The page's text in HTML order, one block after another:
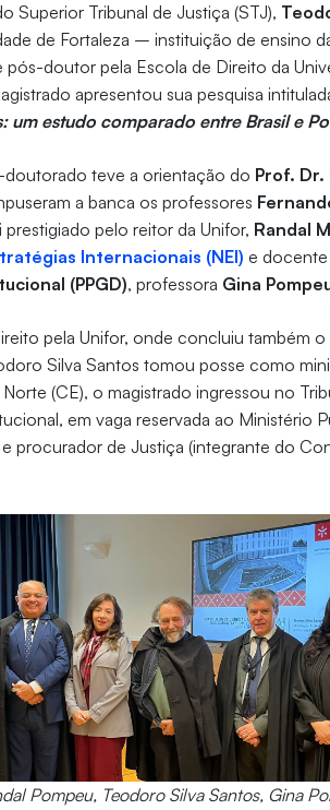
Superior Tribunal de Justiça (STJ),
de Fortaleza – instituição de ensino
doutor pela Escola de Direito da
apresentou sua pesquisa
um estudo comparado entre Brasil e
teve a orientação do Prof.
a banca os professores
pelo reitor da Unifor, Randal
Internacionais (NEI) e
(PPGD), professora Gina
pela Unifor, onde concluiu também o
Silva Santos tomou posse como
(CE), o magistrado ingressou no
em vaga reservada ao Ministério
procurador de Justiça (integrante do
Pompeu, Teodoro Silva Santos, Gina